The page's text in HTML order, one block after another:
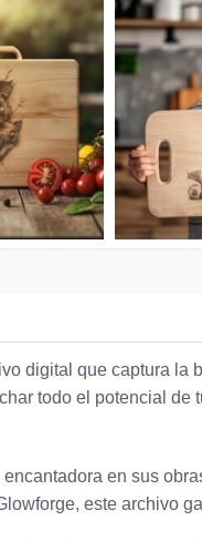
digital que captura
todo el potencial
en sus
este archivo